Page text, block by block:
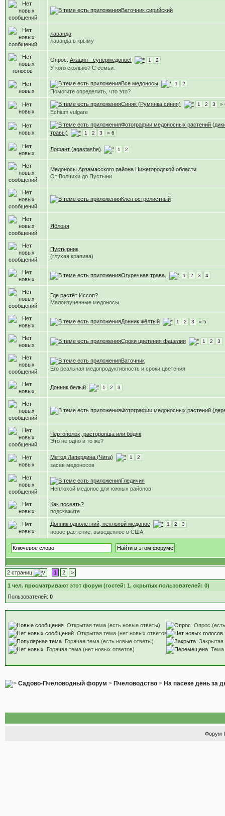
Ваточник сирийский
лаванда
лаванда в крыму
Опрос: Акация - супермедонос! 1 2
У кого сколько? С семьи.
Все медоносы 1 2
Помогите определить, что это?
Синяк (Румянка синяя) 1 2 3 »
Echium vulgare
Фотографии медоносных растений
травы)
1 2 3 » 6
Лофант (agastashe) 1 2
Медоносы Арзамасского района Нижегородской области
От Волчихи до Пустыни
Клен остролистный
Яблоня
Пустырник
(глухая крапива)
Огуречная трава. 1 2 3 4
Где растёт Иссоп?
Малоизученные медоносы
Донник жёлтый 1 2 3 » 5
Сроки цветения фацелии 1 2 3
Ваточник
Его реальная медопродуктивность и сроки цветения
Донник белый 1 2 3
Фотографии медоносных растений
Чертополох, расторопша или бодяк
Это не одно и то же?
Метод Лапердина (Чита) 1 2
засев медоносов
Гледичия
Неплохой медонос для южных районов
Как посеять?
подскажите
Донник однолетний, неплохой медонос 1 2 3
новое растение, выведенное в США
2 страниц 1 2 >
1 чел. просматривают этот форум (гостей: 1, скрытых пользователей: 0)
Пользователей: 0
Открытая тема (есть новые ответы)
Открытая тема (нет новых ответов)
Горячая тема (есть новые ответы)
Горячая тема (нет новых ответов)
Опрос
Закрытая
Тема
Садово-Пчеловодный форум > Пчеловодство> На пасеке день за
Форум